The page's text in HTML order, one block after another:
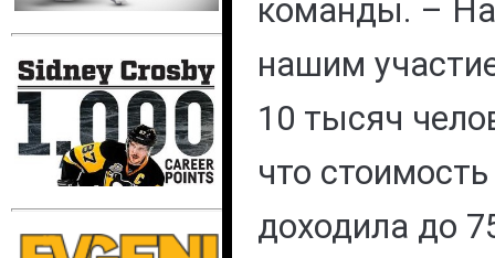
команды. –
нашим
10 тысяч
что
доходила до